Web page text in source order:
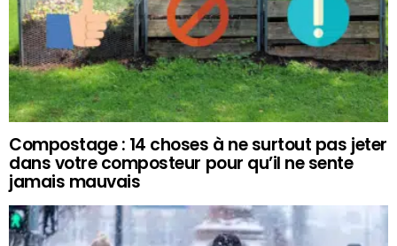
Compostage : 14 choses à ne surtout pas jeter
dans votre composteur pour qu’il ne sente
jamais mauvais